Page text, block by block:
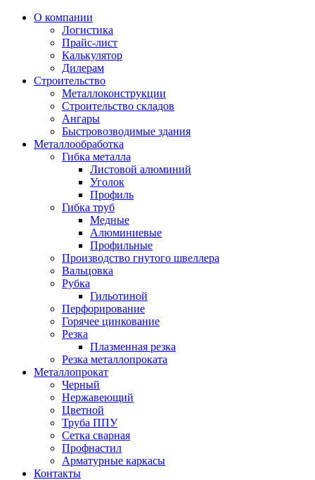
О компании
Логистика
Прайс-лист
Калькулятор
Дилерам
Строительство
Металлоконструкции
Строительство складов
Ангары
Быстровозводимые здания
Металлообработка
Гибка металла
Листовой алюминий
Уголок
Профиль
Гибка труб
Медные
Алюминиевые
Профильные
Производство гнутого швеллера
Вальцовка
Рубка
Гильотиной
Перфорирование
Горячее цинкование
Резка
Плазменная резка
Резка металлопроката
Металлопрокат
Черный
Нержавеющий
Цветной
Труба ППУ
Сетка сварная
Профнастил
Арматурные каркасы
Контакты